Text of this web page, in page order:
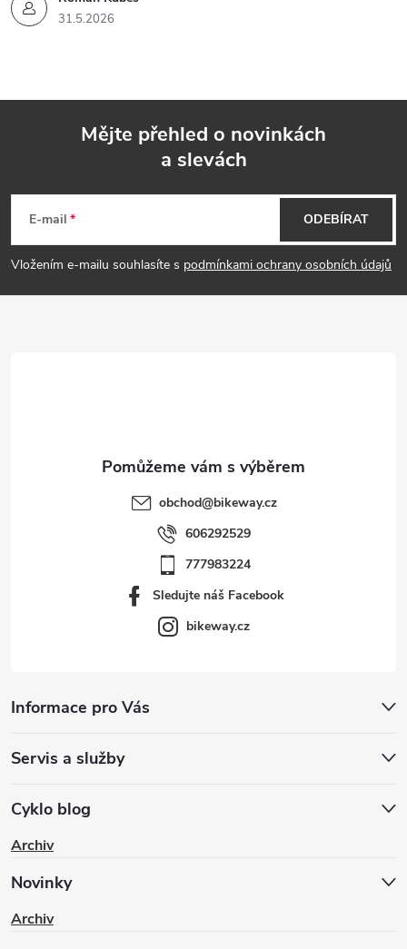
31.5.2026
p
a
Mějte přehled o novinkách
a slevách
E-mail
Vložením e-mailu souhlasíte s podmínkami ochrany osobních údajů
ODEBÍRAT
obchod@bikeway.cz
606292529
777983224
Sledujte náš Facebook
bikeway.cz
Informace pro Vás
Servis a služby
Cyklo blog
Archiv
Novinky
Archiv